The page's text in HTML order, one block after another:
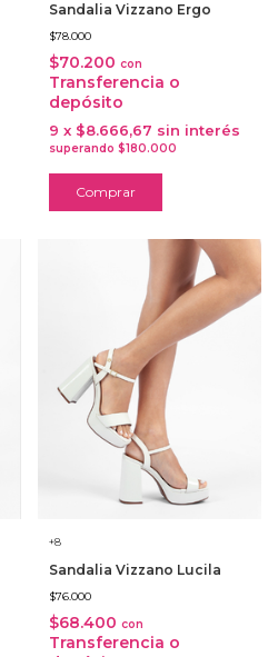
Sandalia Vizzano Ergo
$78.000
$70.200 con
Transferencia o
depósito
9 x $8.666,67 sin interés
Comprar
+8
Sandalia Vizzano Lucila
$76.000
$68.400 con
Transferencia o